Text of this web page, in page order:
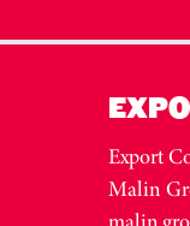
Export
Malin